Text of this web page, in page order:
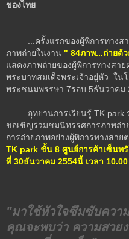
ของไทย
...ครั้งแรกของผู้พิการทางสา
ภาพถ่ายในงาน " 84ภาพ...ถ่ายด้
แสดงภาพถ่ายของผู้พิการทางสาย
พระบาทสมเด็จพระเจ้าอยู่หัว ใน
พระชนมพรรษา 7รอบ 5ธันวาคม
อุทยานการเรียนรู้ TK park
ขอเชิญร่วมชมนิทรรศการภาพถ่า
การถ่ายภาพอย่างผู้พิการทางสาย
TK park ชั้น 8 ศูนย์การค้าเซ็นท
ที่ 30ธันวาคม 2554นี้ เวลา
"มาใช้หัวใจซึมซับควา
คุณจะพบว่า ความสวย